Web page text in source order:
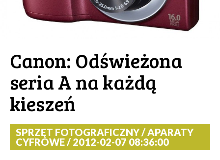
Canon: Odświeżona
seria A na każdą
kieszeń
SPRZĘT FOTOGRAFICZNY / APARATY
CYFROWE / 2012-02-07 08:36:00